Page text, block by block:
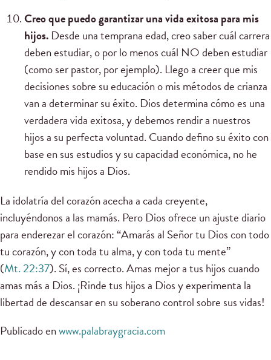
Creo que puedo garantizar una vida exitosa para mis
hijos. Desde una temprana edad, creo saber cuál carrera
deben estudiar, o por lo menos cuál NO deben estudiar
(como ser pastor, por ejemplo). Llego a creer que mis
decisiones sobre su educación o mis métodos de crianza
van a determinar su éxito. Dios determina cómo es una
verdadera vida exitosa, y debemos rendir a nuestros
hijos a su perfecta voluntad. Cuando defino su éxito con
base en sus estudios y su capacidad económica, no he
rendido mis hijos a Dios.
La idolatría del corazón acecha a cada creyente,
incluyéndonos a las mamás. Pero Dios ofrece un ajuste diario
para enderezar el corazón: “Amarás al Señor tu Dios con todo
tu corazón, y con toda tu alma, y con toda tu mente”
(Mt. 22:37). Sí, es correcto. Amas mejor a tus hijos cuando
amas más a Dios. ¡Rinde tus hijos a Dios y experimenta la
libertad de descansar en su soberano control sobre sus vidas!
Publicado enwww.palabraygracia.com